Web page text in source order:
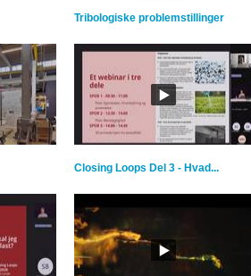
Tribologiske problemstillinger
Closing Loops Del 3 - Hvad...